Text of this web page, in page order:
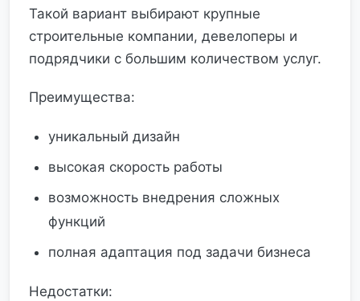
Такой вариант выбирают крупные
строительные компании, девелоперы и
подрядчики с большим количеством услуг.
Преимущества:
уникальный дизайн
высокая скорость работы
возможность внедрения сложных
функций
полная адаптация под задачи бизнеса
Недостатки: